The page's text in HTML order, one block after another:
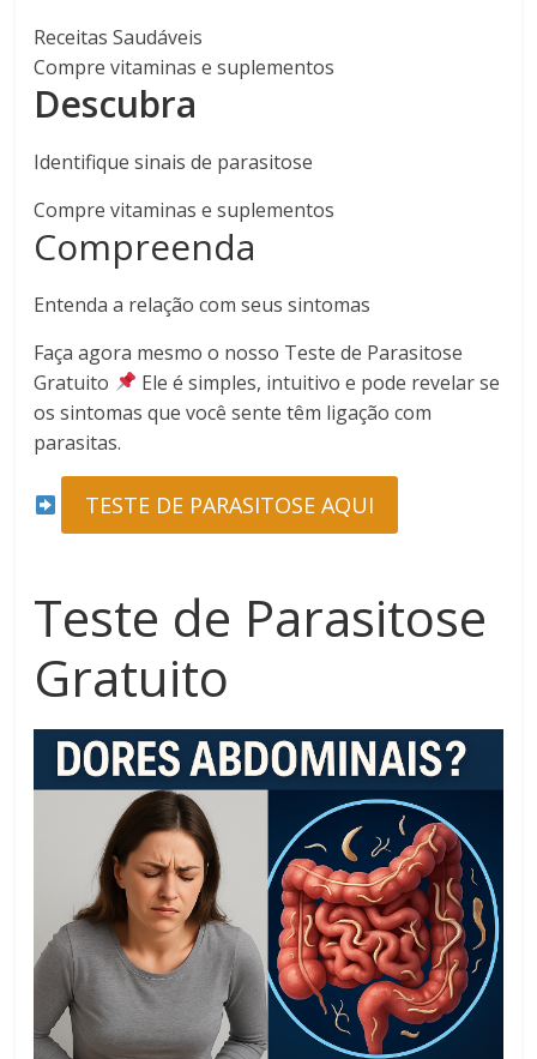
Receitas Saudáveis
Compre vitaminas e suplementos
Descubra
Identifique sinais de parasitose
Compre vitaminas e suplementos
Compreenda
Entenda a relação com seus sintomas
Faça agora mesmo o nosso Teste de Parasitose
Gratuito
Ele é simples, intuitivo e pode revelar se
os sintomas que você sente têm ligação com
parasitas.
TESTE DE PARASITOSE AQUI
Teste de Parasitose
Gratuito